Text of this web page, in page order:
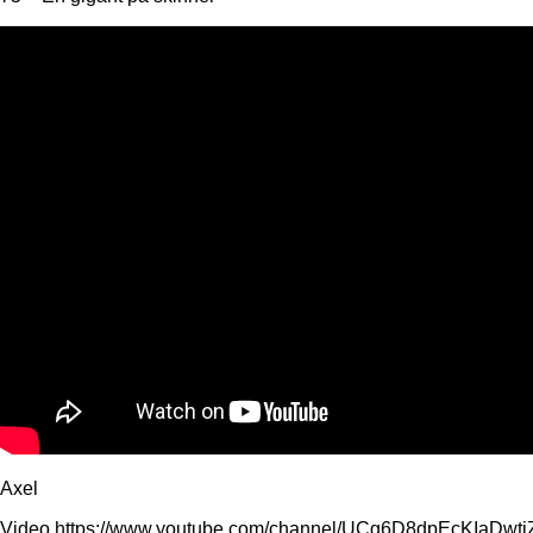
Axel
Video https://www.youtube.com/channel/